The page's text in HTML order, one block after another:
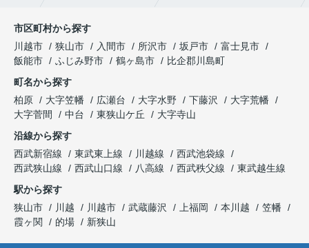
市区町村から探す
川越市
狭山市 入間市 所沢市 坂戸市
富士見市
飯能市
ふじみ野市 鶴ヶ島市
比企郡川島町
町名から探す
柏原
大字笠幡 広瀬台 大字水野 下藤沢
大字荒幡
大字菅間
中台 東狭山ケ丘
大字寺山
沿線から探す
西武新宿線
東武東上線 川越線
西武池袋線
西武狭山線
西武山口線 八高線 西武秩父線
東武越生線
駅から探す
狭山市
川越 川越市 武蔵藤沢 上福岡 本川越
笠幡
霞ヶ関
的場 新狭山